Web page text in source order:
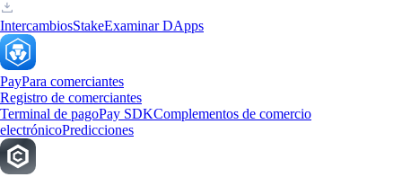
IntercambiosStakeExaminar DApps
PayPara comerciantes
Registro de comerciantes
Terminal de pagoPay SDKComplementos de comercio
electrónicoPredicciones